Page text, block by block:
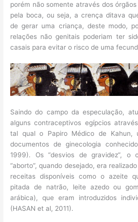
porém não somente através dos
pela boca, ou seja, a crença ditava
de gerar uma criança, deste modo,
relações não genitais poderiam ter
casais para evitar o risco de uma
Saindo do campo da especulação,
alguns contraceptivos egípcios
tal qual o Papiro Médico de Kahun,
documentos de ginecologia
1999). Os “desvios de gravidez”, o
“aborto”, quando desejado, era
receitas disponíveis como o azeite
pitada de natrão, leite azedo ou
arábica), que eram introduzidos
(HASAN et al, 2011).